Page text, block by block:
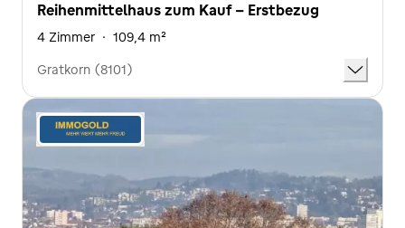
Reihenmittelhaus zum Kauf - Erstbezug
4 Zimmer · 109,4 m²
Gratkorn (8101)